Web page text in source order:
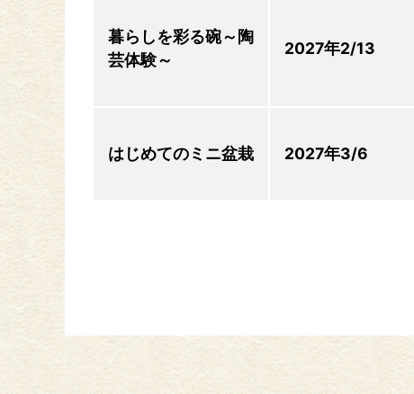
暮らしを彩る碗～陶
芸体験～
2027年2/13
はじめてのミニ盆栽 2027年3/6